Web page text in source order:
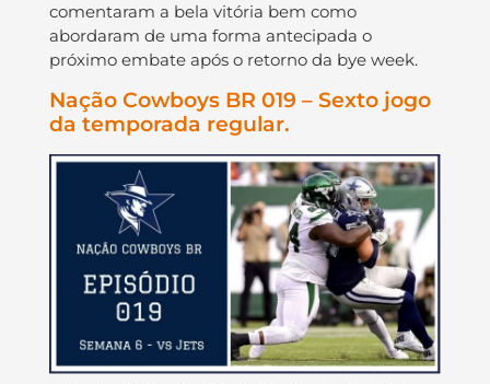
comentaram a bela vitória bem como
abordaram de uma forma antecipada o
próximo embate após o retorno da bye week.
Nação Cowboys BR 019 – Sexto jogo
da temporada regular.